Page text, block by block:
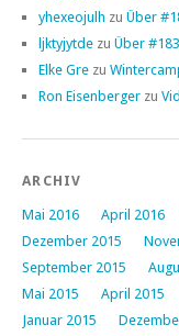
yhexeojulh zu Über
ljktyjytde zu Über
Elke Gre zu
Ron Eisenberger zu
ARCHIV
Mai 2016 April 2016
Dezember 2015
September 2015
Mai 2015
April 2015
Januar 2015